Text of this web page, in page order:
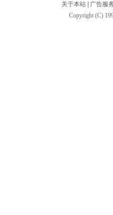
关于本站
广告服
Copyright (C)